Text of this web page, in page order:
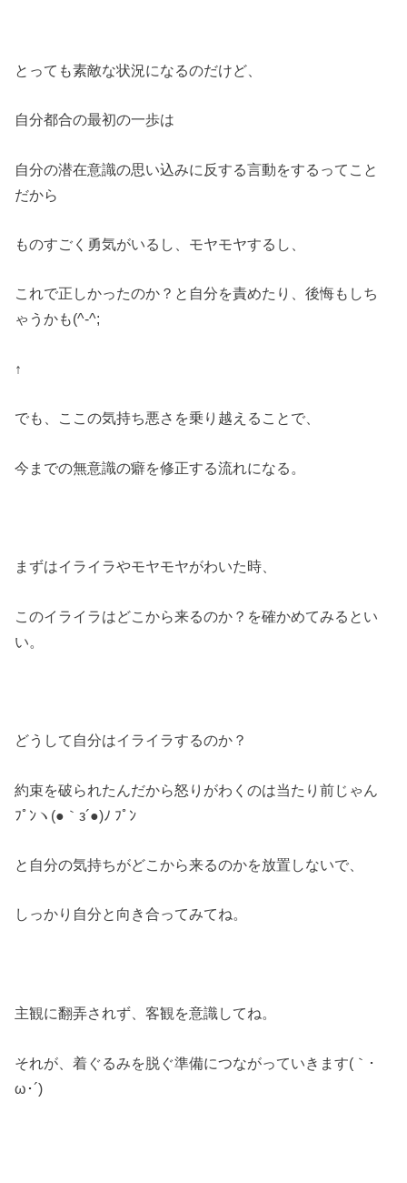
とっても素敵な状況になるのだけど、
自分都合の最初の一歩は
自分の潜在意識の思い込みに反する言動をするってこと
だから
ものすごく勇気がいるし、モヤモヤするし、
これで正しかったのか？と自分を責めたり、後悔もしち
ゃうかも(^-^;
↑
でも、ここの気持ち悪さを乗り越えることで、
今までの無意識の癖を修正する流れになる。
まずはイライラやモヤモヤがわいた時、
このイライラはどこから来るのか？を確かめてみるとい
い。
どうして自分はイライラするのか？
約束を破られたんだから怒りがわくのは当たり前じゃん
ﾌﾟﾝヽ(●｀з´●)ﾉ ﾌﾟﾝ
と自分の気持ちがどこから来るのかを放置しないで、
しっかり自分と向き合ってみてね。
主観に翻弄されず、客観を意識してね。
それが、着ぐるみを脱ぐ準備につながっていきます(｀･
ω･´)ゞ